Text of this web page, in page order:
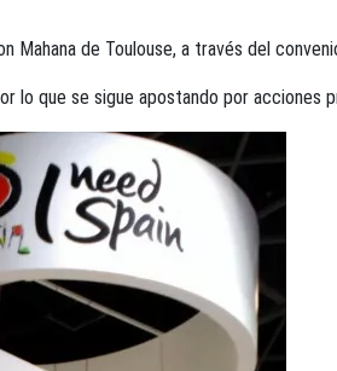
de Toulouse, a través del
lo que se sigue apostando por acciones